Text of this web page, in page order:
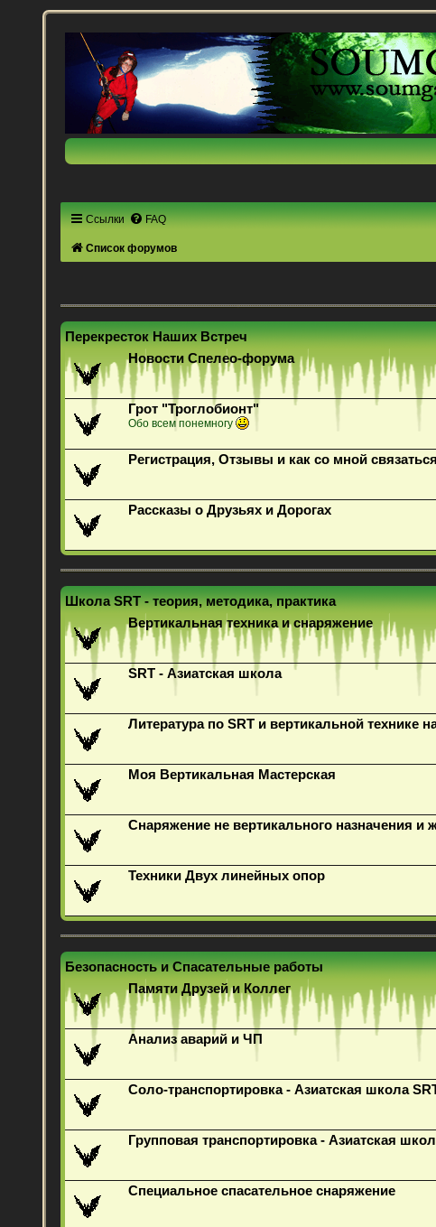
Ссылки FAQ
Список форумов
Перекресток Наших Встреч
Новости Спелео-форума
Грот "Троглобионт"
Обо всем понемногу
Регистрация, Отзывы и как со мной связаться
Рассказы о Друзьях и Дорогах
Школа SRT - теория, методика, практика
Вертикальная техника и снаряжение
SRT - Азиатская школа
Литература по SRT и вертикальной технике
Моя Вертикальная Мастерская
Снаряжение не вертикального назначения и
Техники Двух линейных опор
Безопасность и Спасательные работы
Памяти Друзей и Коллег
Анализ аварий и ЧП
Соло-транспортировка - Азиатская школа
Групповая транспортировка - Азиатская
Специальное спасательное снаряжение